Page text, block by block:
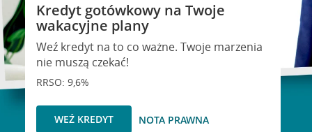
Kredyt gotówkowy na Twoje
wakacyjne plany
Weź kredyt na to co ważne. Twoje marzenia
nie muszą czekać!
RRSO: 9,6%
WEŹ KREDYT NOTA PRAWNA